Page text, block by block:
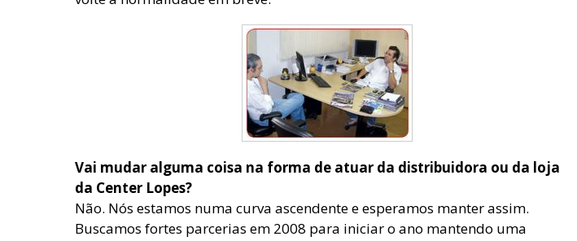
Vai mudar alguma coisa na forma de atuar da distribuidora ou da loja
da Center Lopes?
Não. Nós estamos numa curva ascendente e esperamos manter assim.
Buscamos fortes parcerias em 2008 para iniciar o ano mantendo uma